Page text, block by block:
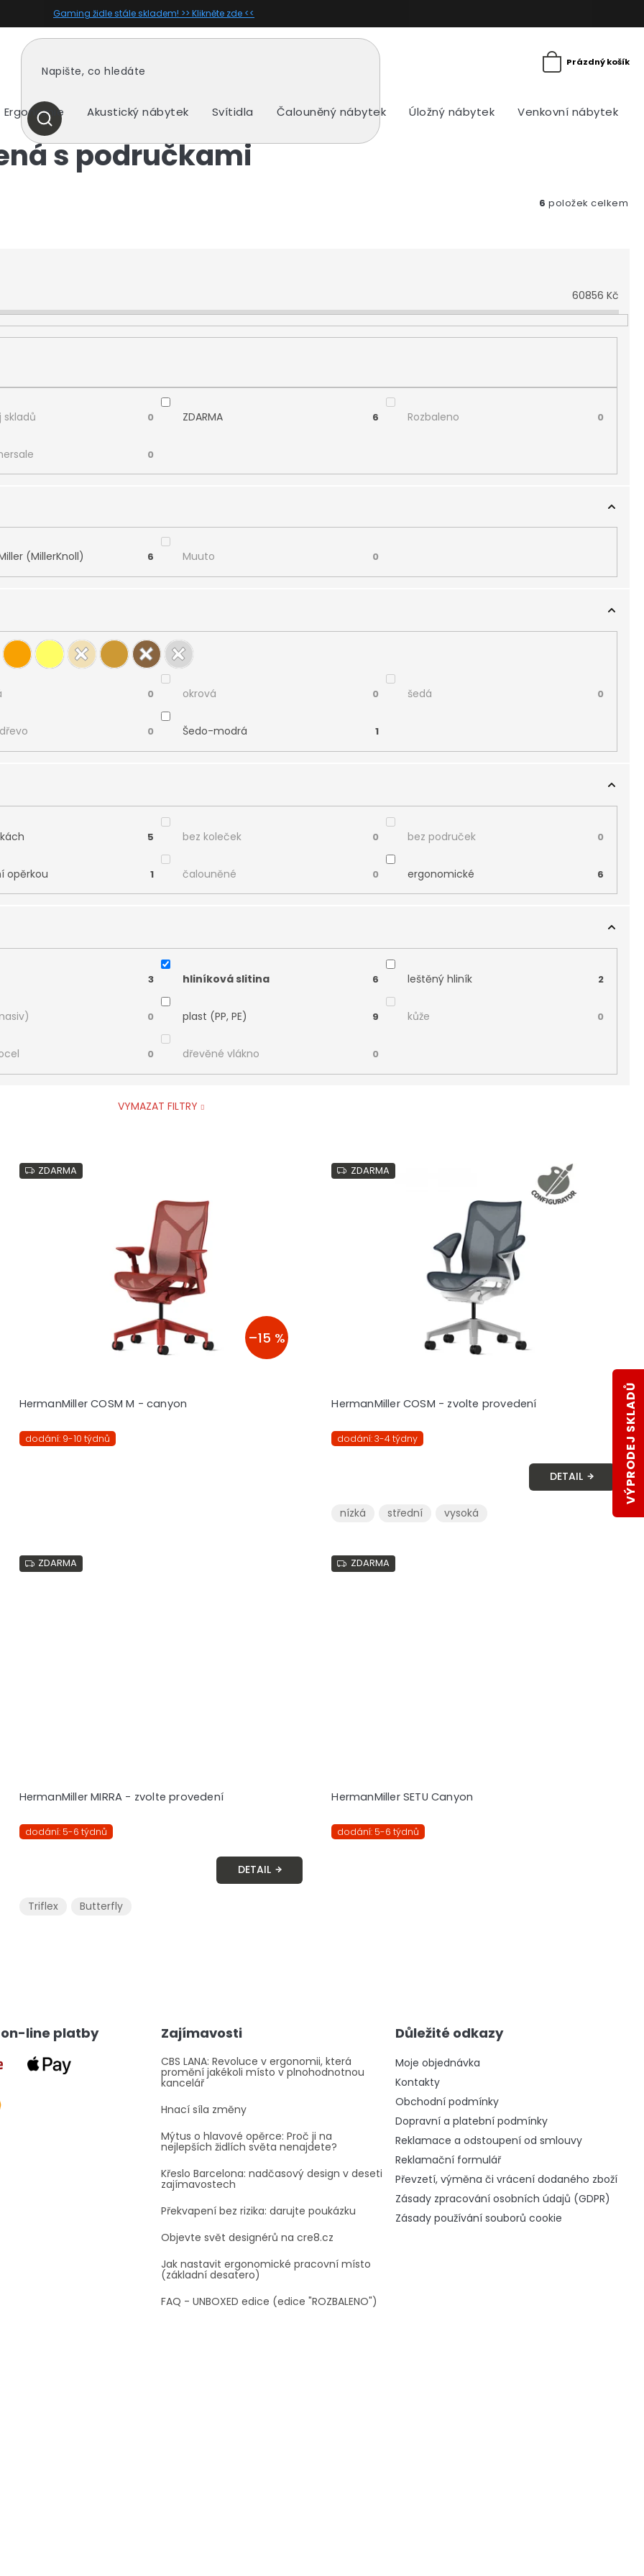
Gaming židle stále skladem! >> Klikněte zde <<
HLEDAT
Prázdný košík
Ergonomie Akustický nábytek Svítidla Čalouněný nábytek Úložný nábytek Venkovní nábytek
s područkami
6 položek celkem
60856 Kč
skladů 0 ZDARMA 6 Rozbaleno 0
0
(MillerKnoll) 6 Muuto 0
0 okrová 0 šedá 0
0 Šedo-modrá 1
5 bez koleček 0 bez područek 0
opěrkou 1 čalouněné 0 ergonomické 6
3 hliníková slitina 6 leštěný hliník 2
0 plast (PP, PE) 9 kůže 0
0 dřevěné vlákno 0
VYMAZAT FILTRY
ZDARMA
–15 %
HermanMiller COSM M - canyon
dodání: 9-10 týdnů
ZDARMA
HermanMiller COSM - zvolte provedení
dodání: 3-4 týdny
DETAIL
nízká střední vysoká
ZDARMA
HermanMiller MIRRA - zvolte provedení
dodání: 5-6 týdnů
DETAIL
Triflex Butterfly
ZDARMA
HermanMiller SETU Canyon
dodání: 5-6 týdnů
c
p
r
v
k
y
v
ý
i
s
line platby Zajímavosti
CBS LANA: Revoluce v ergonomii, která
promění jakékoli místo v plnohodnotnou
kancelář
Hnací síla změny
Mýtus o hlavové opěrce: Proč ji na
nejlepších židlích světa nenajdete?
Křeslo Barcelona: nadčasový design v deseti
zajímavostech
Překvapení bez rizika: darujte poukázku
Objevte svět designérů na cre8.cz
Jak nastavit ergonomické pracovní místo
(základní desatero)
FAQ - UNBOXED edice (edice "ROZBALENO")
Důležité odkazy
Moje objednávka
Kontakty
Obchodní podmínky
Dopravní a platební podmínky
Reklamace a odstoupení od smlouvy
Reklamační formulář
Převzetí, výměna či vrácení dodaného zboží
Zásady zpracování osobních údajů (GDPR)
Zásady používání souborů cookie
VÝPRODEJ SKLADŮ